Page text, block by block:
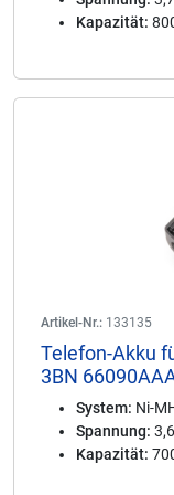
Kapazität:
Artikel-Nr.: 133135
Telefon-Akku
3BN
System: Ni-
Spannung:
Kapazität: